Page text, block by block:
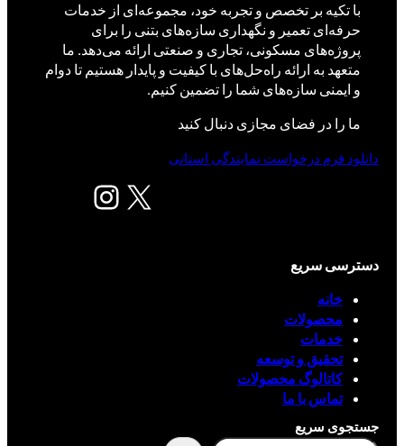
با تکیه بر تخصص و تجربه خود، مجموعه‌ای از خدمات
حرفه‌ای تعمیر و نگهداری سازه‌های بتنی را برای
پروژه‌های مسکونی، تجاری و صنعتی ارائه می‌دهد. ما
متعهد به ارائه راه‌حل‌های با کیفیت و پایدار هستیم تا دوام
و ایمنی سازه‌های شما را تضمین کنیم.
ما را در فضای مجازی دنبال کنید
X اینستاگرم
دانلود فرم درخواست نمایندگی استانی
دسترسی سریع
خانه
محصولات
خدمات
تحقیق و توسعه
کاتالوگ محصولات
تماس با ما
جستجوی سریع